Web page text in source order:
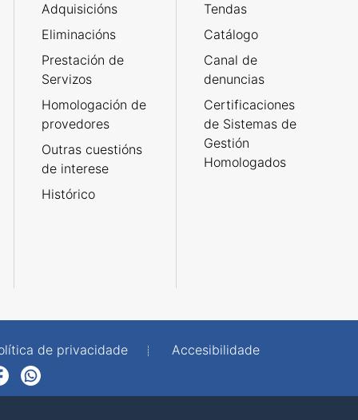
Adquisicións
Eliminacións
Prestación de
Servizos
Homologación de
provedores
Outras cuestións
de interese
Histórico
Tendas
Catálogo
Canal de
denuncias
Certificaciones
de Sistemas de
Gestión
Homologados
de privacidade
Accesibilidade